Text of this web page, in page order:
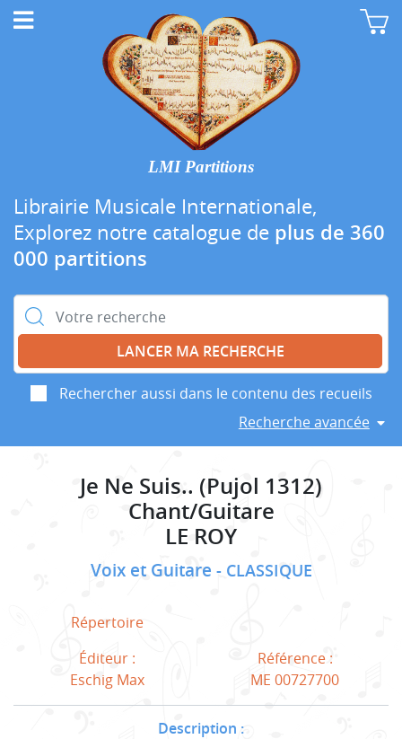
LMI Partitions
Librairie Musicale Internationale,
Explorez notre catalogue de plus de 360
000 partitions
Rechercher :
Rechercher aussi dans le contenu des recueils
Recherche avancée
Je Ne Suis.. (Pujol 1312)
Chant/Guitare
LE ROY
Voix et Guitare CLASSIQUE
Répertoire
Éditeur :
Eschig Max
Référence :
ME 00727700
Description :